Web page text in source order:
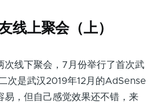
线上聚会（上）
线下聚会，7月份举行了首次武
次是武汉2019年12月的AdSense
易，但自己感觉效果还不错，来